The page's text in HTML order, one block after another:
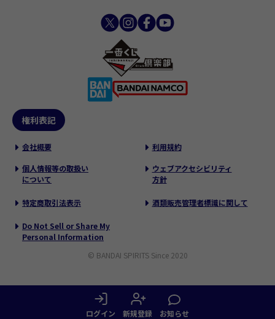
ログイン 新規登録 お知らせ
権利表記
会社概要 利用規約
個人情報等の取扱い
について
ウェブアクセシビリティ
方針
特定商取引法表示 酒類販売管理者標識に関して
Do Not Sell or Share My
Personal Information
© BANDAI SPIRITS Since 2020